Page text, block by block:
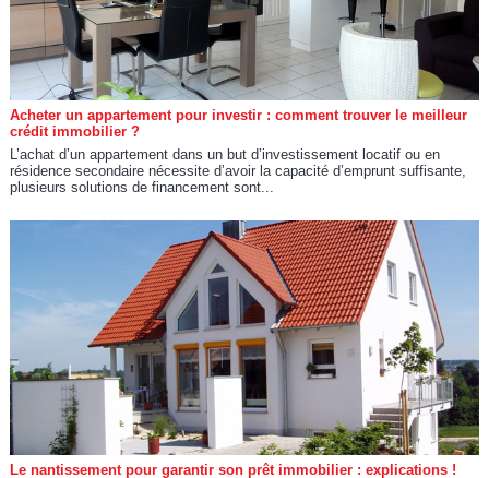
Acheter un appartement pour investir : comment trouver le meilleur
crédit immobilier ?
L’achat d’un appartement dans un but d’investissement locatif ou en
résidence secondaire nécessite d’avoir la capacité d’emprunt suffisante,
plusieurs solutions de financement sont...
Le nantissement pour garantir son prêt immobilier : explications !